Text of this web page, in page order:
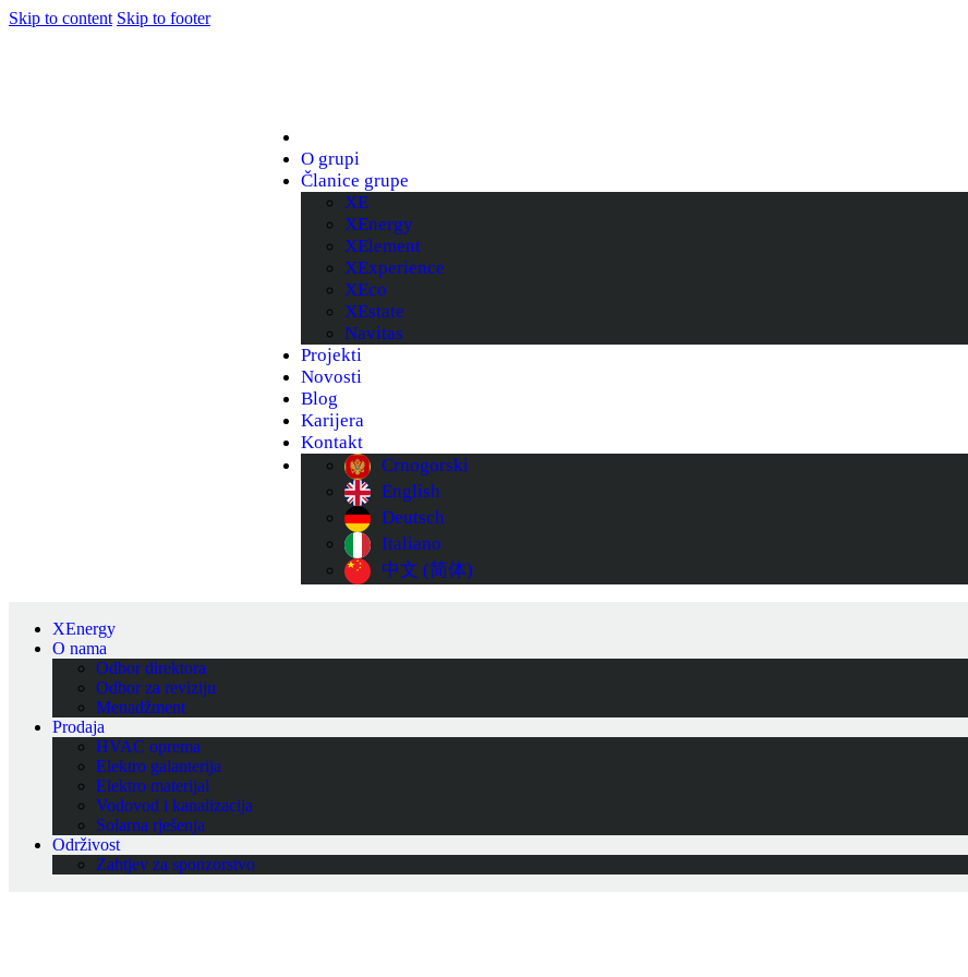
Skip to content Skip to footer
O grupi
Članice grupe
XE
XEnergy
XElement
XExperience
XEco
XEstate
Navitas
Projekti
Novosti
Blog
Karijera
Kontakt
Crnogorski
English
Deutsch
Italiano
中文 (简体)
XEnergy
O nama
Odbor direktora
Odbor za reviziju
Menadžment
Prodaja
HVAC oprema
Elektro galanterija
Elektro materijal
Vodovod i kanalizacija
Solarna rješenja
Održivost
Zahtjev za sponzorstvo